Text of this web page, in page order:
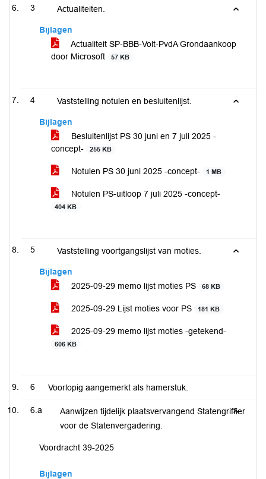
3 Actualiteiten.
Bijlagen
Actualiteit SP-BBB-Volt-PvdA Grondaankoop
door Microsoft
57 KB
4 Vaststelling notulen en besluitenlijst.
Bijlagen
Besluitenlijst PS 30 juni en 7 juli 2025 -
concept-
255 KB
Notulen PS 30 juni 2025 -concept- 1 MB
Notulen PS-uitloop 7 juli 2025 -concept-
404 KB
5 Vaststelling voortgangslijst van moties.
Bijlagen
2025-09-29 memo lijst moties PS
68 KB
2025-09-29 Lijst moties voor PS 181 KB
2025-09-29 memo lijst moties -getekend-
606 KB
6 Voorlopig aangemerkt als hamerstuk.
6.a
Aanwijzen tijdelijk plaatsvervangend Statengriffier
voor de Statenvergadering.
Voordracht 39-2025
Bijlagen